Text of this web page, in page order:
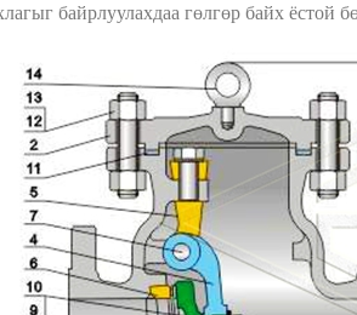
байрлуулахдаа гөлгөр байх ёстой